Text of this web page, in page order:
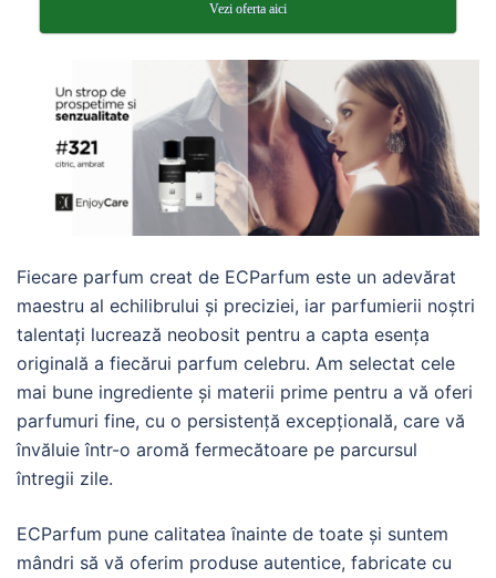
Vezi oferta aici
Fiecare parfum creat de ECParfum este un adevărat
maestru al echilibrului și preciziei, iar parfumierii noștri
talentați lucrează neobosit pentru a capta esența
originală a fiecărui parfum celebru. Am selectat cele
mai bune ingrediente și materii prime pentru a vă oferi
parfumuri fine, cu o persistență excepțională, care vă
învăluie într-o aromă fermecătoare pe parcursul
întregii zile.
ECParfum pune calitatea înainte de toate și suntem
mândri să vă oferim produse autentice, fabricate cu